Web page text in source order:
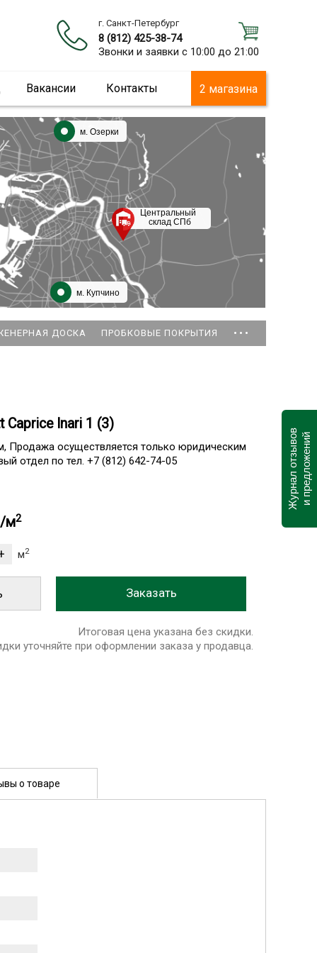
г. Санкт-Петербург
8 (812) 425-38-74
Звонки и заявки с 10:00 до 21:00
Вакансии Контакты 2 магазина
м. Озерки
м. Купчино
Центральный
склад СПб
ДОСКА ПРОБКОВЫЕ ПОКРЫТИЯ ...
Inari 1 (3)
Продажа осуществляется только юридическим
отдел по тел. +7 (812) 642-74-05
м2
м2
Итоговая цена указана без скидки.
уточняйте при оформлении заказа у продавца.
о товаре
Журнал отзывови предложений